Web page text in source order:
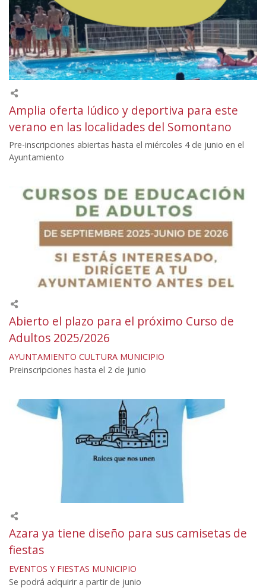
Amplia oferta lúdico y deportiva para este
verano en las localidades del Somontano
Pre-inscripciones abiertas hasta el miércoles 4 de junio en el
Ayuntamiento
Abierto el plazo para el próximo Curso de
Adultos 2025/2026
AYUNTAMIENTO CULTURA MUNICIPIO
Preinscripciones hasta el 2 de junio
Azara ya tiene diseño para sus camisetas de
fiestas
EVENTOS Y FIESTAS MUNICIPIO
Se podrá adquirir a partir de junio